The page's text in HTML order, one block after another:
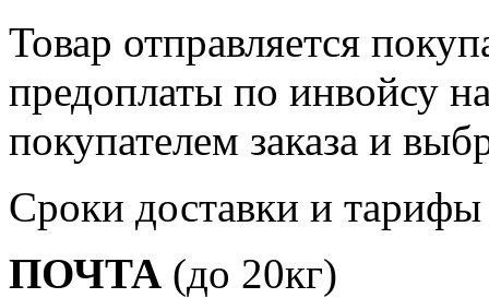
Товар отправляется
предоплаты по инвойсу
покупателем заказа и
Сроки доставки и
ПОЧТА (до 20кг)